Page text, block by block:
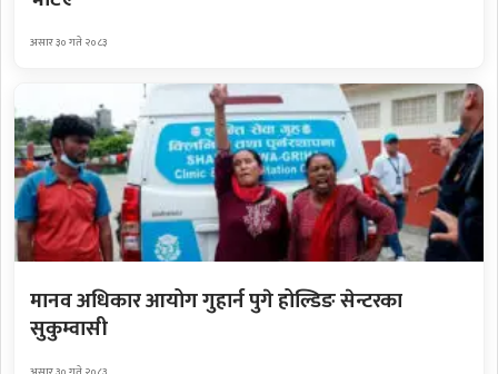
असार ३० गते २०८३
मानव अधिकार आयोग गुहार्न पुगे होल्डिङ सेन्टरका
सुकुम्वासी